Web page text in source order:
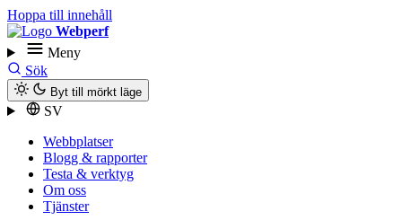
Hoppa till innehåll
Webperf
Meny
Sök
Byt till mörkt läge
SV
Webbplatser
Blogg & rapporter
Testa & verktyg
Om oss
Tjänster